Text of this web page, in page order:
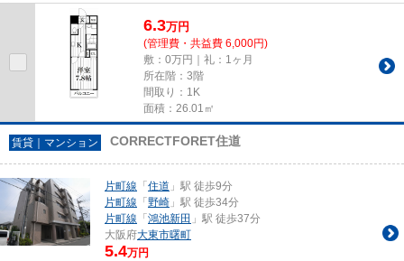
良く、昼間には照明要らずで経...
6.3万円
(管理費・共益費 6,000円)
敷：0万円｜礼：1ヶ月
所在階：3階
間取り：1K
面積：26.01㎡
賃貸｜マンション CORRECTFORET住道
片町線 「 住道 」駅 徒歩9分
片町線 「 野崎 」駅 徒歩34分
片町線 「 鴻池新田 」駅 徒歩37分
大阪府大東市曙町
5.4万円